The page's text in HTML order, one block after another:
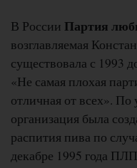
В России Партия
возглавляемая
существовала с 1993
«Не самая плохая
отличная от всех».
организация была
распития пива по
декабре 1995 года